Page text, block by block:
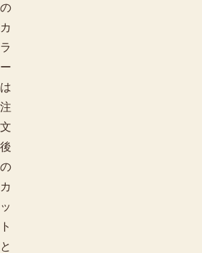
の
カ
ラ
ー
は
注
文
後
の
カ
ッ
ト
と